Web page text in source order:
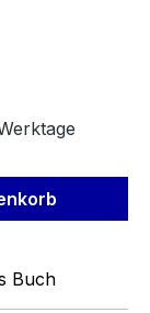
Buch